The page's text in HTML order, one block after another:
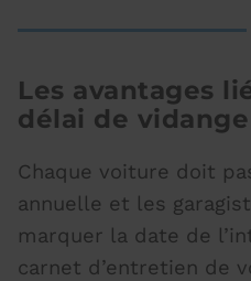
Les avantages
délai de
Chaque voiture doit
annuelle et les
marquer la date de
carnet d’entretien de